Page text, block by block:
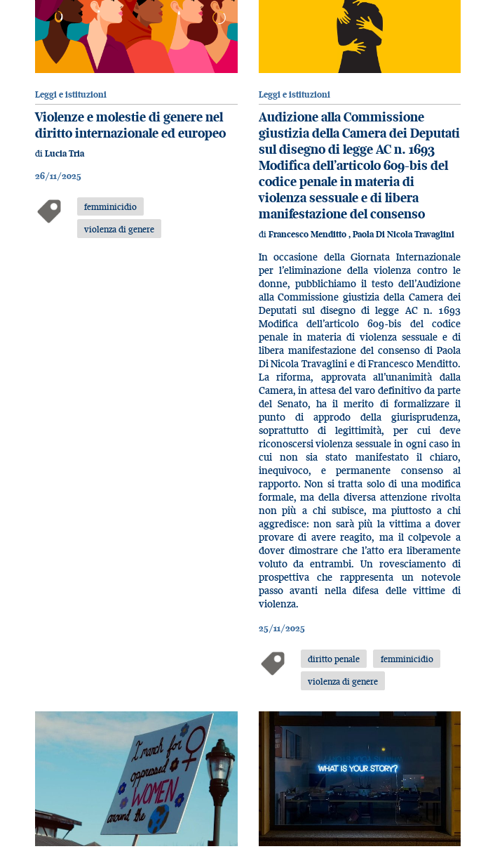
Leggi e istituzioni
Violenze e molestie di genere nel
diritto internazionale ed europeo
di Lucia Tria
26/11/2025
femminicidio
violenza di genere
Leggi e istituzioni
Audizione alla Commissione
giustizia della Camera dei Deputati
sul disegno di legge AC n. 1693
Modifica dell’articolo 609-bis del
codice penale in materia di
violenza sessuale e di libera
manifestazione del consenso
di Francesco Menditto , Paola Di Nicola Travaglini
In occasione della Giornata Internazionale
per l’eliminazione della violenza contro le
donne, pubblichiamo il testo dell’Audizione
alla Commissione giustizia della Camera dei
Deputati sul disegno di legge AC n. 1693
Modifica dell’articolo 609-bis del codice
penale in materia di violenza sessuale e di
libera manifestazione del consenso di Paola
Di Nicola Travaglini e di Francesco Menditto.
La riforma, approvata all’unanimità dalla
Camera, in attesa del varo definitivo da parte
del Senato, ha il merito di formalizzare il
punto di approdo della giurisprudenza,
soprattutto di legittimità, per cui deve
riconoscersi violenza sessuale in ogni caso in
cui non sia stato manifestato il chiaro,
inequivoco, e permanente consenso al
rapporto. Non si tratta solo di una modifica
formale, ma della diversa attenzione rivolta
non più a chi subisce, ma piuttosto a chi
aggredisce: non sarà più la vittima a dover
provare di avere reagito, ma il colpevole a
dover dimostrare che l’atto era liberamente
voluto da entrambi. Un rovesciamento di
prospettiva che rappresenta un notevole
passo avanti nella difesa delle vittime di
violenza.
25/11/2025
diritto penale
femminicidio
violenza di genere